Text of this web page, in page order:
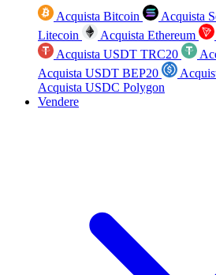
Acquista Bitcoin Acquista
Litecoin
Acquista Ethereum
Acquista USDT TRC20
Acquista USDT BEP20
Acquista USDC Polygon
Vendere